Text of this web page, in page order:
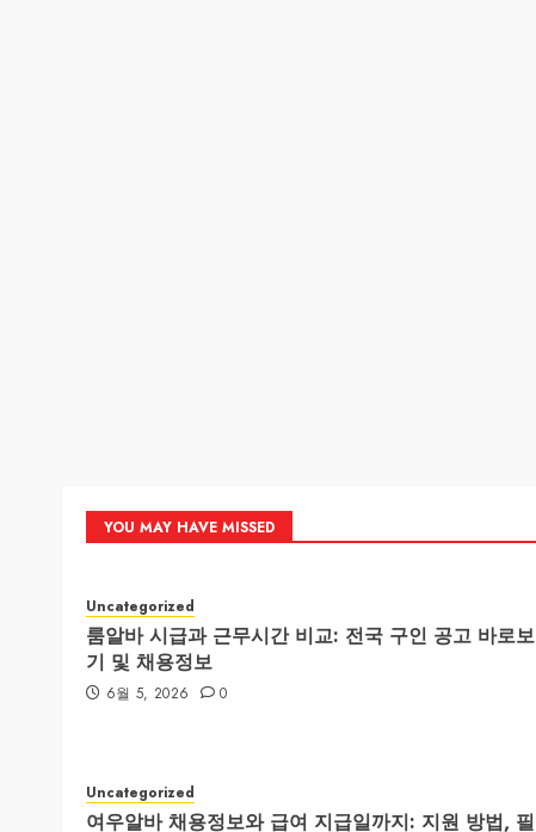
YOU MAY HAVE MISSED
Uncategorized
룸알바 시급과 근무시간 비교: 전국 구인 공고 바로보
기 및 채용정보
6월 5, 2026 0
Uncategorized
여우알바 채용정보와 급여 지급일까지: 지원 방법, 필